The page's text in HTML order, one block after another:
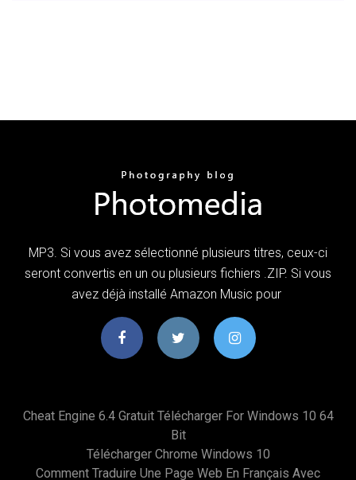
MP3. Si vous avez sélectionné plusieurs titres, ceux-ci
seront convertis en un ou plusieurs fichiers .ZIP. Si vous
avez déjà installé Amazon Music pour
Cheat Engine 6.4 Gratuit Télécharger For Windows 10 64
Bit
Télécharger Chrome Windows 10
Comment Traduire Une Page Web En Français Avec